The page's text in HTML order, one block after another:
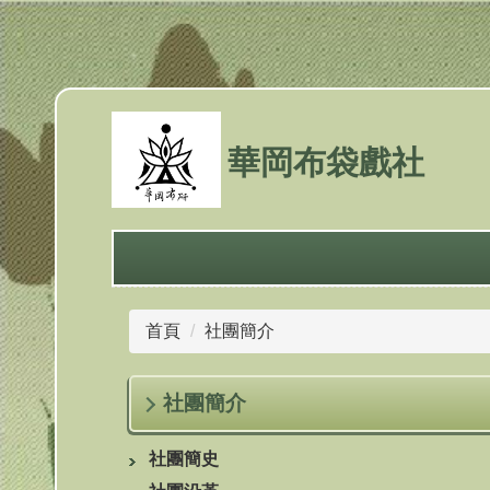
跳
到
主
要
內
容
區
華岡布袋戲社
首頁 社團簡介
社團簡介
社團簡史